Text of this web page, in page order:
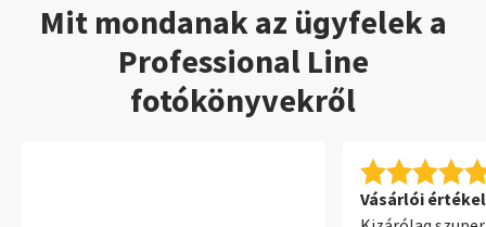
Mit mondanak az ügyfelek a
Professional Line
fotókönyvekről
Vásárlói